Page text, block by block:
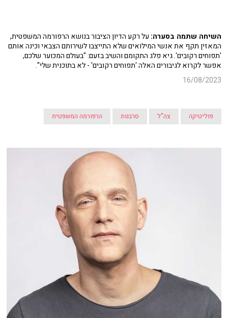
השיחה שתמה בסערה: על רקע הדיון הציבור בנושא הרפורמה המשפטית,
המאזין תקף את אנשי המילואים שלא התייצבו לשירותם הצבאי וכינה אותם
'תפוחים רקובים'. גיא פלג התקומם והשיב בזעם: "בעולם המכוער שלכם,
אפשר לקרוא לגיבורים האלה 'תפוחים רקובים' - לא בתוכנית שלי".
16/08/2023
פוליטיקה צה"ל סרבנות הרפורמה המשפטית